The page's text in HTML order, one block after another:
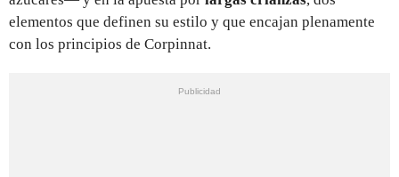
elementos que definen su estilo y que encajan plenamente
con los principios de Corpinnat.